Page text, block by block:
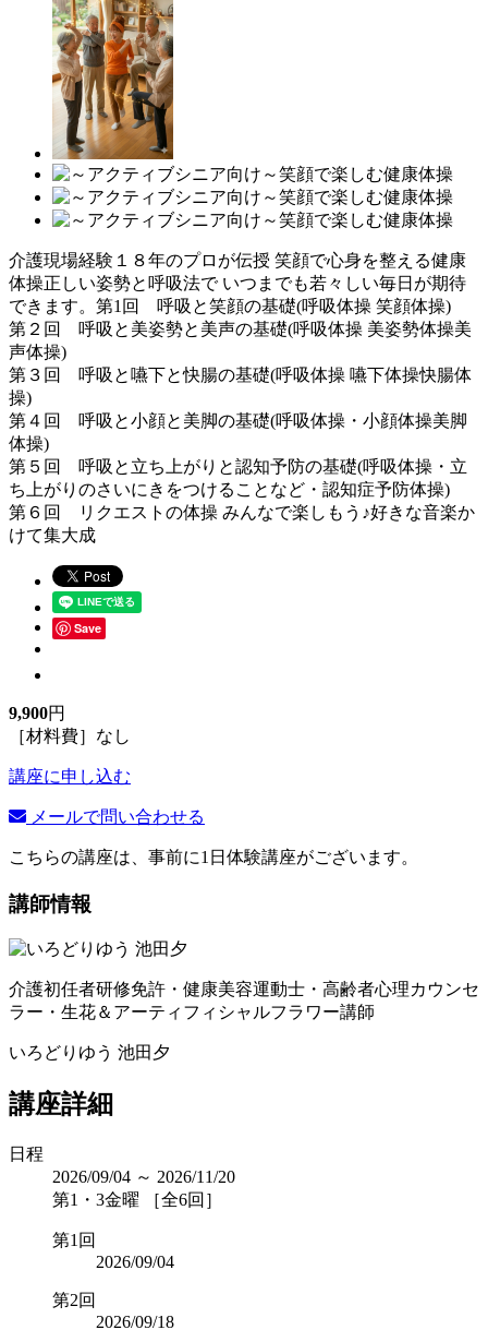
介護現場経験１８年のプロが伝授 笑顔で心身を整える健康
体操正しい姿勢と呼吸法で いつまでも若々しい毎日が期待
できます。第1回 呼吸と笑顔の基礎(呼吸体操 笑顔体操)
第２回 呼吸と美姿勢と美声の基礎(呼吸体操 美姿勢体操美
声体操)
第３回 呼吸と嚥下と快腸の基礎(呼吸体操 嚥下体操快腸体
操)
第４回 呼吸と小顔と美脚の基礎(呼吸体操・小顔体操美脚
体操)
第５回 呼吸と立ち上がりと認知予防の基礎(呼吸体操・立
ち上がりのさいにきをつけることなど・認知症予防体操)
第６回 リクエストの体操 みんなで楽しもう♪好きな音楽か
けて集大成
Save
9,900円
［材料費］なし
講座に申し込む
メールで問い合わせる
こちらの講座は、事前に1日体験講座がございます。
講師情報
介護初任者研修免許・健康美容運動士・高齢者心理カウンセ
ラー・生花＆アーティフィシャルフラワー講師
いろどりゆう 池田夕
講座詳細
日程
2026/09/04 ～ 2026/11/20
第1・3金曜 ［全6回］
第1回
2026/09/04
第2回
2026/09/18